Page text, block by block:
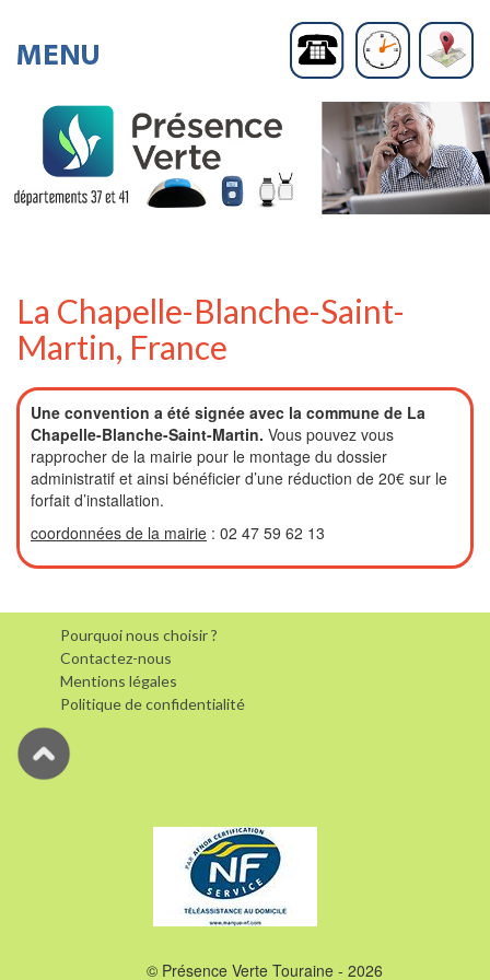
La Chapelle-Blanche-Saint-
Martin, France
Une convention a été signée avec la commune de La
Chapelle-Blanche-Saint-Martin. Vous pouvez vous
rapprocher de la mairie pour le montage du dossier
administratif et ainsi bénéficier d’une réduction de 20€ sur le
forfait d’installation.
coordonnées de la mairie : 02 47 59 62 13
Pourquoi nous choisir ?
Contactez-nous
Mentions légales
Politique de confidentialité
© Présence Verte Touraine - 2026